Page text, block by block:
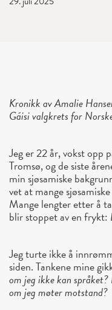
Kronikk av Amalie
Gáisi valgkrets for
Jeg er 22 år, vokst opp
Tromsø, og de siste
min sjøsamiske
vet at mange
Mange lengter etter å
blir stoppet av en frykt:
Jeg turte ikke å
siden. Tankene mine
om jeg ikke kan
om jeg møter motstand?